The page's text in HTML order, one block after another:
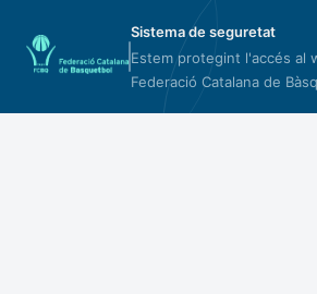
Sistema de seguretat
Estem protegint l'accés al
Federació Catalana de